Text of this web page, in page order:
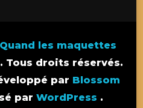
Quand les maquettes
. Tous droits réservés.
par Blossom
par WordPress .